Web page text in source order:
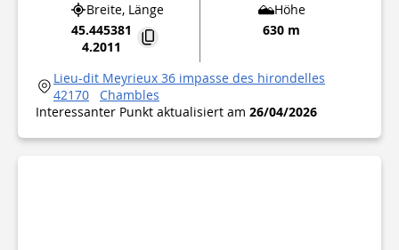
Breite, Länge
45.445381
4.2011
Höhe
630 m
Lieu-dit Meyrieux 36 impasse des hirondelles
42170
Chambles
Interessanter Punkt aktualisiert am 26/04/2026